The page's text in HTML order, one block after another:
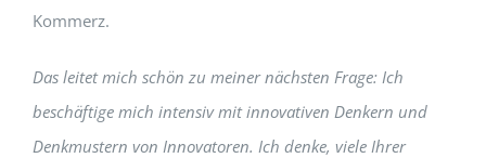
Kommerz.
Das leitet mich schön zu meiner nächsten Frage: Ich
beschäftige mich intensiv mit innovativen Denkern und
Denkmustern von Innovatoren. Ich denke, viele Ihrer